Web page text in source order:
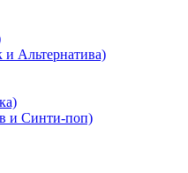
Альтернатива)
и Синти-поп)